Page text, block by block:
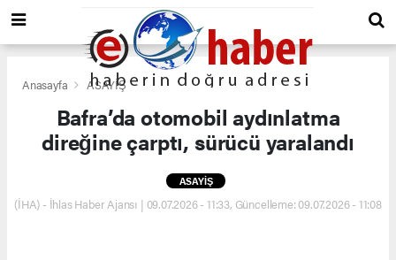
Anasayfa ASAYİŞ
Bafra’da otomobil aydınlatma
direğine çarptı, sürücü yaralandı
ASAYİŞ
(İHA) - İhlas Haber Ajansı | 09.07.2026 - 11:33, Güncelleme: 09.07.2026 - 11:08